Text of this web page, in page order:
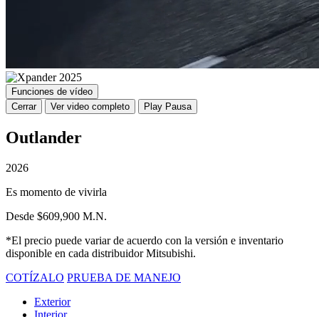
Funciones de vídeo
Cerrar
Ver video completo Play Pausa
Outlander
2026
Es momento de vivirla
Desde $609,900 M.N.
*El precio puede variar de acuerdo con la versión e inventario
disponible en cada distribuidor Mitsubishi.
COTÍZALO PRUEBA DE MANEJO
Exterior
Interior